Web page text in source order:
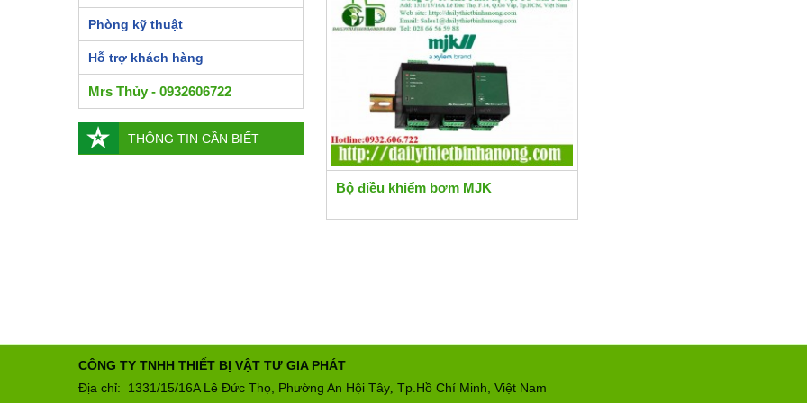
Phòng kỹ thuật
Hỗ trợ khách hàng
Mrs Thủy - 0932606722
THÔNG TIN CẦN BIẾT
Bộ điều khiểm bơm MJK
CÔNG TY TNHH THIẾT BỊ VẬT TƯ GIA PHÁT
Địa chỉ: 1331/15/16A Lê Đức Thọ, Phường An Hội Tây, Tp.Hồ Chí Minh, Việt Nam